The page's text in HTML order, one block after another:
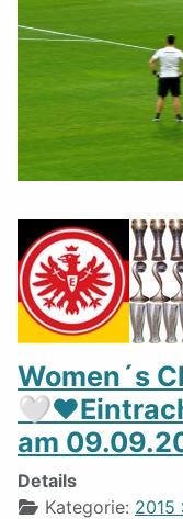
Women´s
am
Details
Kategorie: 2015